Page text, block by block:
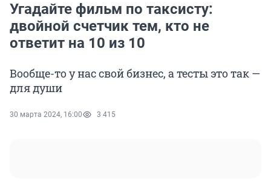
Угадайте фильм по таксисту:
двойной счетчик тем, кто не
ответит на 10 из 10
Вообще-то у нас свой бизнес, а тесты это так —
для души
30 марта 2024, 16:00 3 415